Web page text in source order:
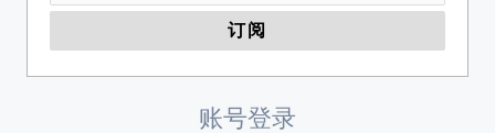
账号登录